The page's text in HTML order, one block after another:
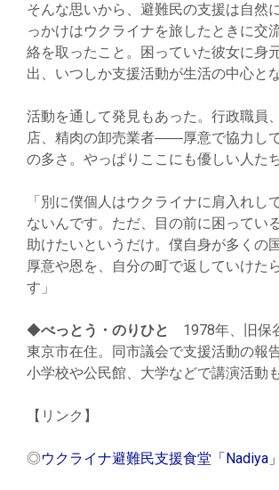
そんな思いから、避難民の支援は自然
っかけはウクライナを旅したときに交
絡を取ったこと。困っていた彼女に身
出、いつしか支援活動が生活の中心とな
活動を通して発見もあった。行政職員
店、精肉の卸売業者――厚意で協力し
の多さ。やっぱりここにも優しい人た
「別に僕個人はウクライナに肩入れし
ないんです。ただ、目の前に困ってい
助けたいというだけ。僕自身が多くの
厚意や恩を、自分の町で返していけた
す」
◆べっとう・のりひと
1978年、旧保
東京市在住。同市議会で支援活動の報
小学校や公民館、大学などで講演活動
【リンク】
◎ウクライナ避難民支援食堂「Nadiya」